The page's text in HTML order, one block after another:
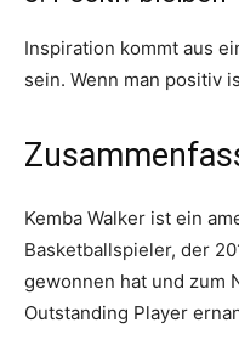
Inspiration kommt aus
sein. Wenn man positiv
Kemba Walker ist ein
Basketballspieler, der
gewonnen hat und zum
Outstanding Player